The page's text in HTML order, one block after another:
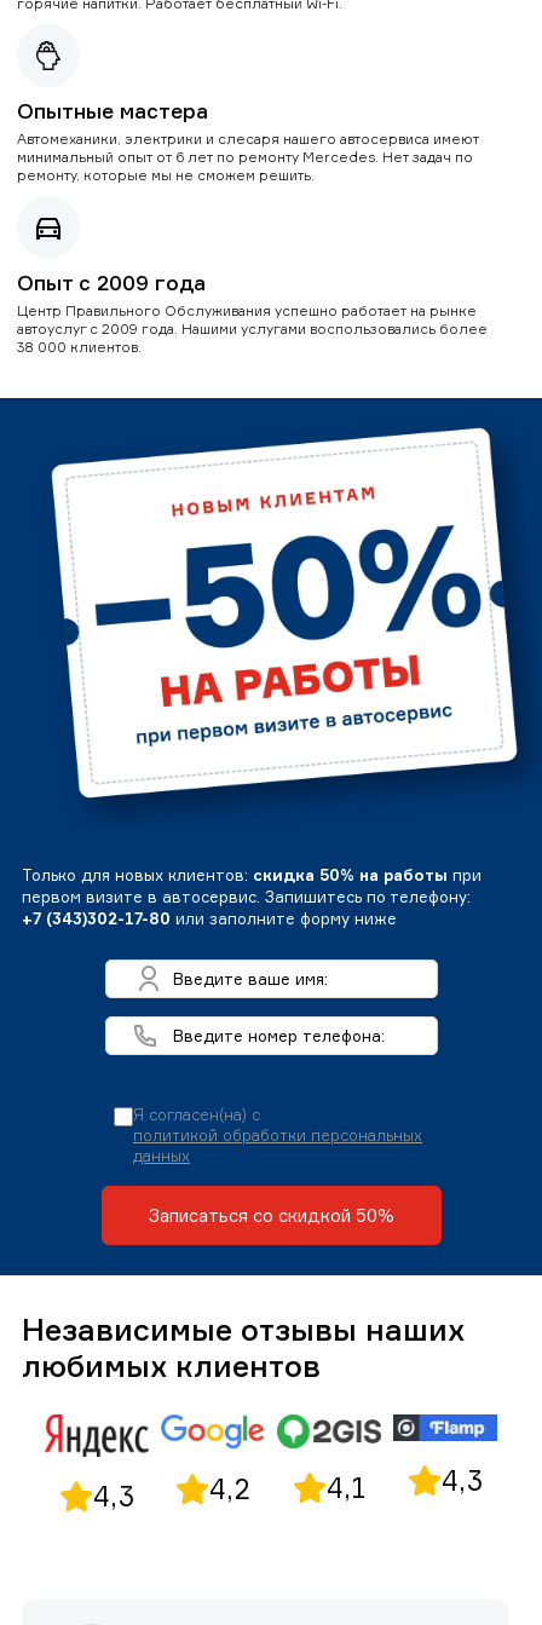
Опытные мастера
Автомеханики, электрики и слесаря нашего автосервиса имеют
минимальный опыт от 6 лет по ремонту Mercedes. Нет задач по
ремонту, которые мы не сможем решить.
Опыт с 2009 года
Центр Правильного Обслуживания успешно работает на рынке
автоуслуг с 2009 года. Нашими услугами воспользовались более
38 000 клиентов.
Только для новых клиентов: скидка 50% на работы при
первом визите в автосервис. Запишитесь по телефону:
+7 (343)302-17-80 или заполните форму ниже
Я согласен(на) с
политикой обработки персональных
данных
Записаться со скидкой 50%
Независимые отзывы наших
любимых клиентов
4,3 4,2 4,1 4,3